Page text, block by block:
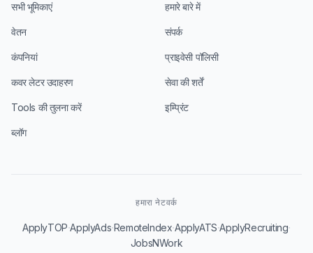
सभी भूमिकाएं
वेतन
कंपनियां
कवर लेटर उदाहरण
Tools की तुलना करें
ब्लॉग
हमारे बारे में
संपर्क
प्राइवेसी पॉलिसी
सेवा की शर्तें
इम्प्रिंट
हमारा नेटवर्क
ApplyTOP·ApplyAds·RemoteIndex·ApplyATS·ApplyRecruiting·
JobsNWork